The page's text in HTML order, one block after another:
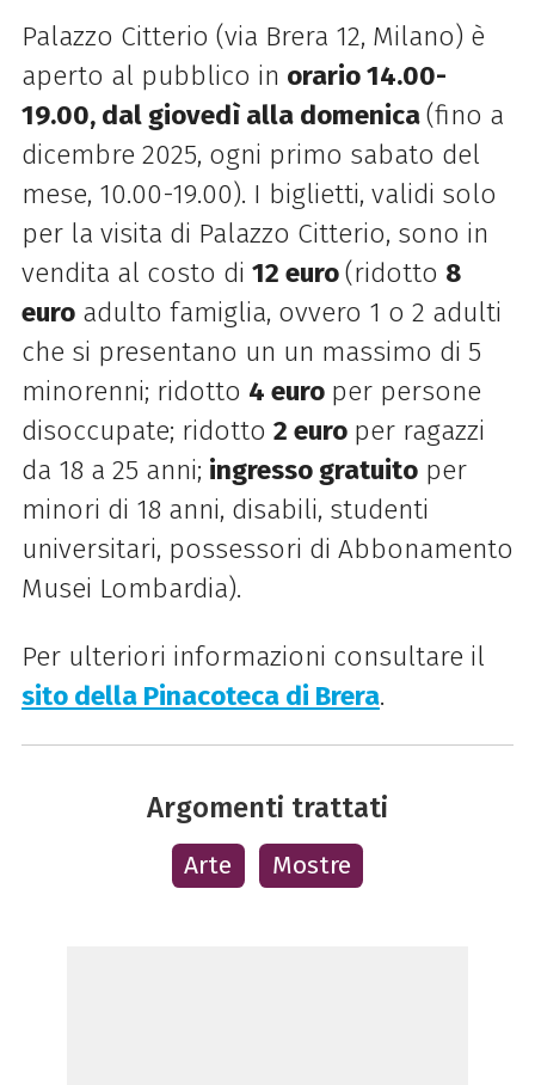
Palazzo Citterio (via Brera 12, Milano) è
aperto al pubblico in orario 14.00-
19.00, dal giovedì alla domenica(fino a
dicembre 2025, ogni primo sabato del
mese, 10.00-19.00). I biglietti, validi solo
per la visita di Palazzo Citterio, sono in
vendita al costo di 12 euro(ridotto 8
euroadulto famiglia, ovvero 1 o 2 adulti
che si presentano un un massimo di 5
minorenni; ridotto 4 euro per persone
disoccupate; ridotto 2 euro per ragazzi
da 18 a 25 anni; ingresso gratuitoper
minori di 18 anni, disabili, studenti
universitari, possessori di Abbonamento
Musei Lombardia).
Per ulteriori informazioni consultare il
sito della Pinacoteca di Brera.
Argomenti trattati
Arte Mostre